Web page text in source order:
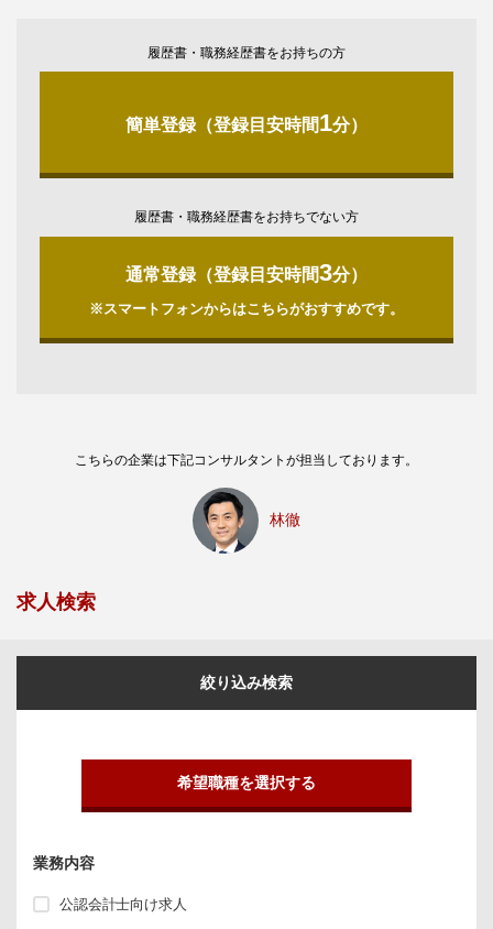
履歴書・職務経歴書をお持ちの方
簡単登録（登録目安時間1分）
履歴書・職務経歴書をお持ちでない方
通常登録（登録目安時間3分）
※スマートフォンからはこちらがおすすめです。
こちらの企業は下記コンサルタントが担当しております。
林徹
求人検索
絞り込み検索
希望職種を選択する
業務内容
公認会計士向け求人